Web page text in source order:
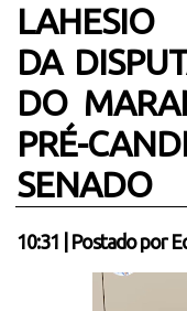
LAHESIO
DA
DO
PRÉ-
SENADO
10:31 Postado por